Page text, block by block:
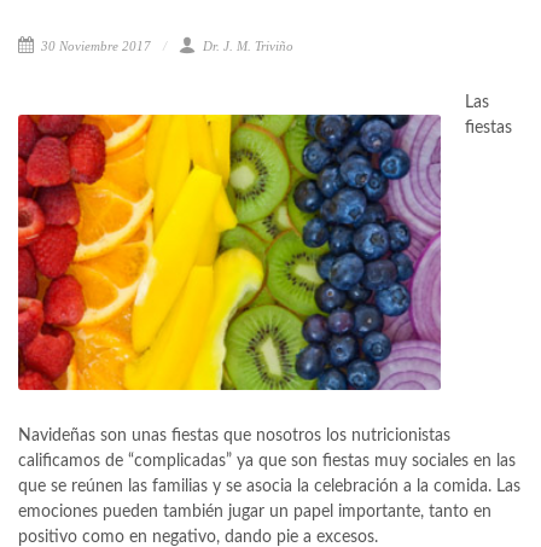
30 Noviembre 2017 Dr. J. M. Triviño
Las
fiestas
Navideñas son unas fiestas que nosotros los nutricionistas
calificamos de “complicadas” ya que son fiestas muy sociales en las
que se reúnen las familias y se asocia la celebración a la comida. Las
emociones pueden también jugar un papel importante, tanto en
positivo como en negativo, dando pie a excesos.